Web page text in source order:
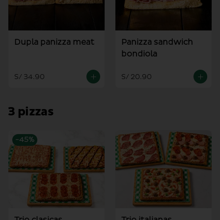
Dupla panizza meat
S/ 34.90
Panizza sandwich
bondiola
S/ 20.90
3 pizzas
-45%